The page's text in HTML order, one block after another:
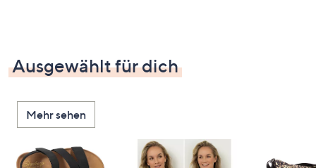
Ausgewählt für dich
Mehr sehen